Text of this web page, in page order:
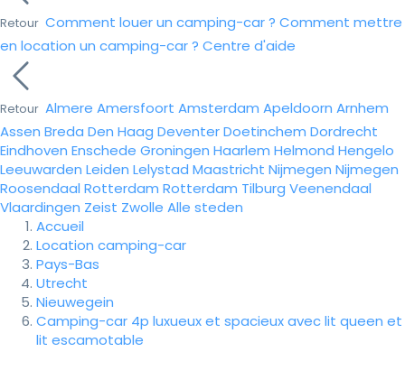
Retour Comment louer un camping-car ? Comment mettre
en location un camping-car ? Centre d'aide
Retour Almere Amersfoort Amsterdam Apeldoorn Arnhem
Assen Breda Den Haag DeventerDoetinchem Dordrecht
Eindhoven Enschede Groningen Haarlem Helmond Hengelo
Leeuwarden Leiden Lelystad Maastricht Nijmegen Nijmegen
Roosendaal Rotterdam Rotterdam Tilburg Veenendaal
Vlaardingen Zeist Zwolle Alle steden
Accueil
Location camping-car
Pays-Bas
Utrecht
Nieuwegein
Camping-car 4p luxueux et spacieux avec lit queen et
lit escamotable